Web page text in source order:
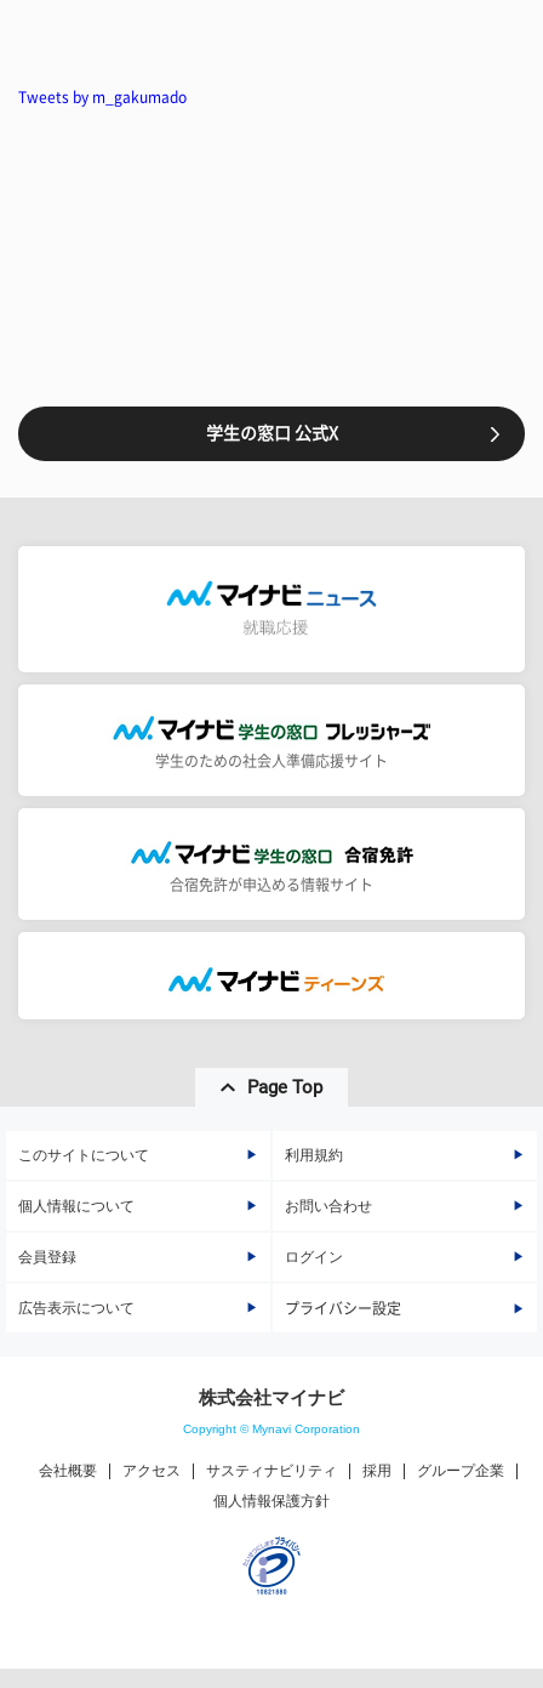
Tweets by m_gakumado
学生の窓口 公式X
学生のための社会人準備応援サイト
合宿免許が申込める情報サイト
Page Top
このサイトについて 利用規約
個人情報について お問い合わせ
会員登録 ログイン
広告表示について プライバシー設定
株式会社マイナビ
Copyright © Mynavi Corporation
会社概要 アクセス サスティナビリティ 採用
グループ企業
個人情報保護方針